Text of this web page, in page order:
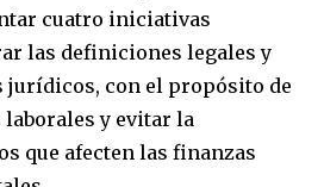
cuatro iniciativas
las definiciones legales y
con el propósito de
y evitar la
que afecten las finanzas